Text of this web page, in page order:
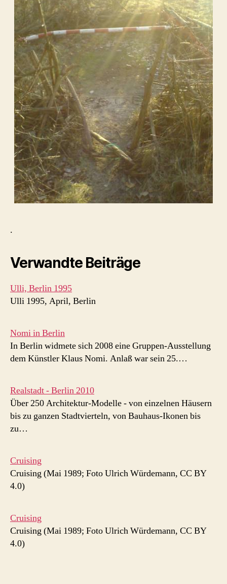
.
Verwandte Beiträge
Ulli, Berlin 1995
Ulli 1995, April, Berlin
Nomi in Berlin
In Berlin widmete sich 2008 eine Gruppen-Ausstellung
dem Künstler Klaus Nomi. Anlaß war sein 25.…
Realstadt - Berlin 2010
Über 250 Architektur-Modelle - von einzelnen Häusern
bis zu ganzen Stadtvierteln, von Bauhaus-Ikonen bis
zu…
Cruising
Cruising (Mai 1989; Foto Ulrich Würdemann, CC BY
4.0)
Cruising
Cruising (Mai 1989; Foto Ulrich Würdemann, CC BY
4.0)